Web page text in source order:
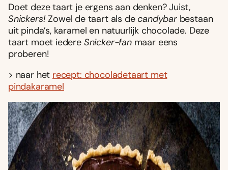
Doet deze taart je ergens aan denken? Juist,
Snickers!Zowel de taart als decandybar bestaan
uit pinda’s, karamel en natuurlijk chocolade. Deze
taart moet iedere Snicker-fanmaar eens
proberen!
> naar het recept: chocoladetaart met
pindakaramel